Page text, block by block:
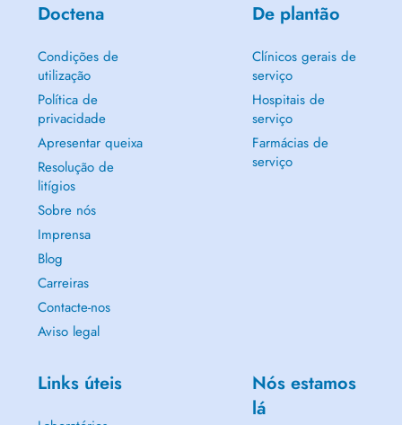
Doctena
Condições de
utilização
Política de
privacidade
Apresentar queixa
Resolução de
litígios
Sobre nós
Imprensa
Blog
Carreiras
Contacte-nos
Aviso legal
De plantão
Clínicos gerais de
serviço
Hospitais de
serviço
Farmácias de
serviço
Links úteis
Nós estamos
lá